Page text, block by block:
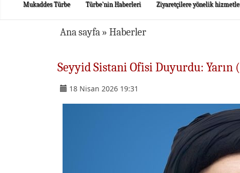
Mukaddes Türbe Türbe'nin Haberleri Ziyaretçilere yönelik
Ana sayfa » Haberler
Seyyid Sistani Ofisi Duyurdu:
18 Nisan 2026 19:31